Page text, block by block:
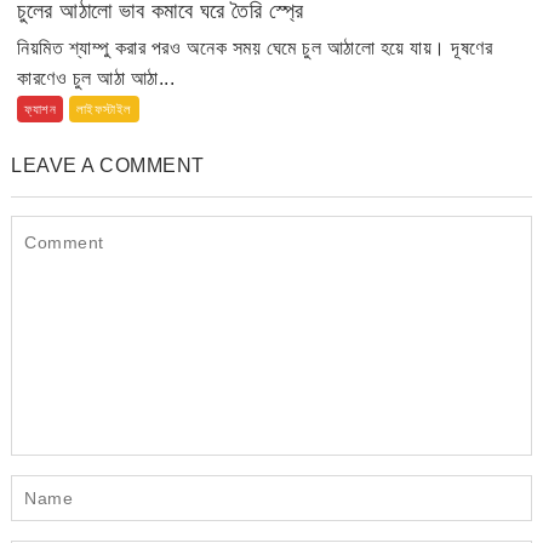
চুলের আঠালো ভাব কমাবে ঘরে তৈরি স্প্রে
নিয়মিত শ্যাম্পু করার পরও অনেক সময় ঘেমে চুল আঠালো হয়ে যায়। দূষণের
কারণেও চুল আঠা আঠা...
ফ্যাশন লাইফস্টাইল
LEAVE A COMMENT